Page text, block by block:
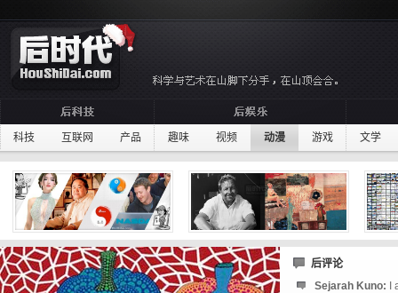
科技 互联网 产品 趣味 视频 动漫 游戏 文学
后评论
Sejarah Kuno: